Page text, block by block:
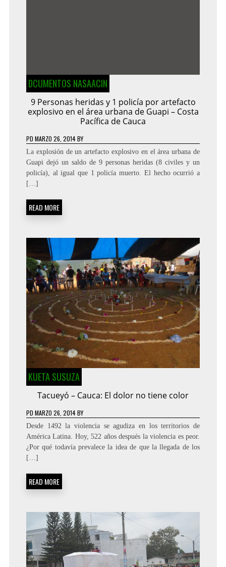
DCUMENTOS NASAACIN
9 Personas heridas y 1 policía por artefacto
explosivo en el área urbana de Guapi – Costa
Pacífica de Cauca
PD MARZO 26, 2014BY
La explosión de un artefacto explosivo en el área urbana de
Guapi dejó un saldo de 9 personas heridas (8 civiles y un
policía), al igual que 1 policía muerto. El hecho ocurrió a
[…]
READ MORE
KUETA SUSUZA
Tacueyó – Cauca: El dolor no tiene color
PD MARZO 26, 2014BY
Desde 1492 la violencia se agudiza en los territorios de
América Latina. Hoy, 522 años después la violencia es peor.
¿Por qué todavía prevalece la idea de que la llegada de los
[…]
READ MORE